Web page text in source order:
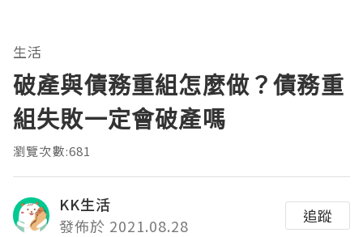
生活
破產與債務重組怎麼做？債務重
組失敗一定會破產嗎
瀏覽次數:681
KK生活
發佈於 2021.08.28
追蹤